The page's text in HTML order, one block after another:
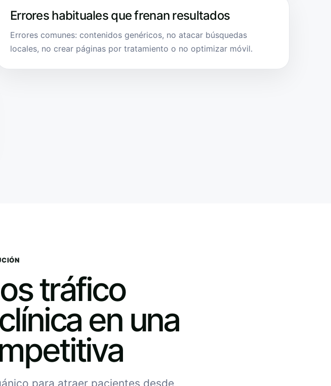
Errores habituales que frenan resultados
Errores comunes: contenidos genéricos, no atacar búsquedas
locales, no crear páginas por tratamiento o no optimizar móvil.
tráfico
en una
para atraer pacientes desde